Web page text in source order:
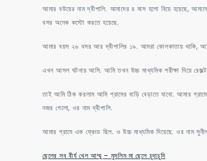
choti
golpo
আমার বউয়ের নাম দ্বীপালি. আমাদের ৪ মাস হলো বিয়ে হয়েছে,
বসর অনেক কস্টো করতে হয়েছে.
আমার বয়স ২৬ বসর আর দ্বীপালির ১৯. আমরা কোলকাতায় থাকি, আমি
এখন আসল ঘটনায় আসি. আমি তখন উচ্চ মাধ্যমিক পরীক্ষা দিয়ে
তাই আমি ঠিক করলাম আমি গ্রামের বাড়ি বেড়াতে যাবো. আমার
নজর গেলো, ওর নাম দ্বীপালি.
আমার গ্রামে এক ফ্রেংড ছিল. ও উচ্চ মাধ্যমিক দিয়েছে. ওর নাম
ছেলের সব বীর্য খেল আম্মু – মুসলিম মা ছেলে চুদাচুদি